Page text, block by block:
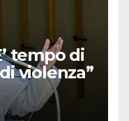
tempo di
violenza”